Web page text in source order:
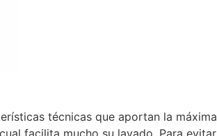
técnicas que aportan la máxima
facilita mucho su lavado. Para evitar